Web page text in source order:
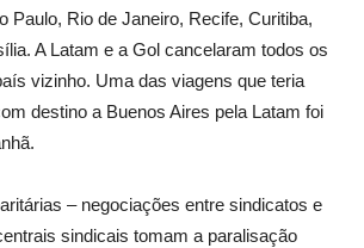
Paulo, Rio de Janeiro, Recife, Curitiba,
A Latam e a Gol cancelaram todos os
vizinho. Uma das viagens que teria
destino a Buenos Aires pela Latam foi
– negociações entre sindicatos e
sindicais tomam a paralisação